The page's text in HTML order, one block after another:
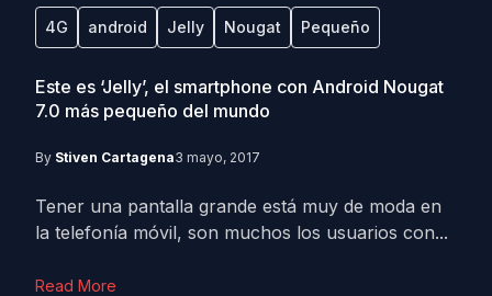
4G android Jelly Nougat Pequeño
Este es ‘Jelly’, el smartphone con Android Nougat
7.0 más pequeño del mundo
By Stiven Cartagena3 mayo, 2017
Tener una pantalla grande está muy de moda en
la telefonía móvil, son muchos los usuarios con...
Read More